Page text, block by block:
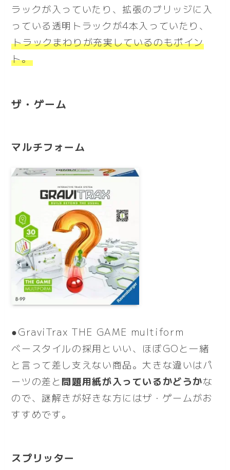
ラックが入っていたり、拡張のブリッジに入
っている透明トラックが4本入っていたり、
トラックまわりが充実しているのもポイン
ト。
ザ・ゲーム
マルチフォーム
●GraviTrax THE GAME multiform
ベースタイルの採用といい、ほぼGOと一緒
と言って差し支えない商品。大きな違いはパ
ーツの差と問題用紙が入っているかどうかな
ので、謎解きが好きな方にはザ・ゲームがお
すすめです。
スプリッター